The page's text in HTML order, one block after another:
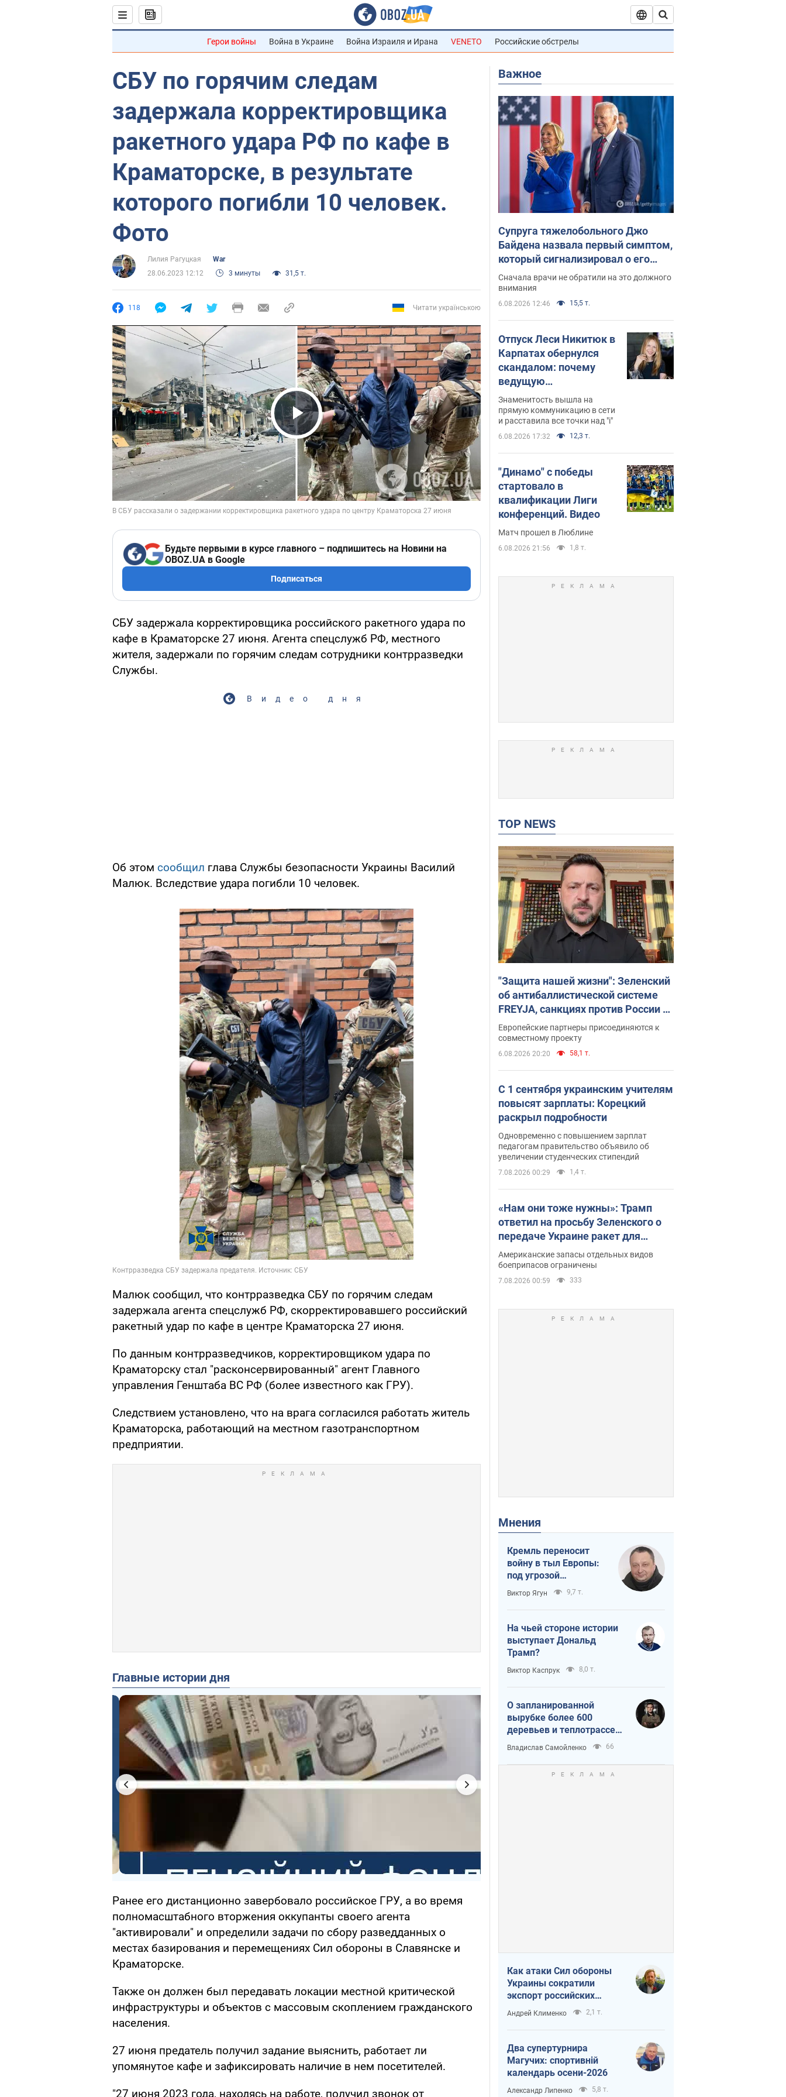
Герои войны Война в Украине Война Израиля и Ирана VENETO Российские обстрелы
СБУ по горячим следам
задержала корректировщика
ракетного удара РФ по кафе в
Краматорске, в результате
которого погибли 10 человек.
Фото
Лилия Рагуцкая
War
28.06.2023 12:12
3 минуты 31,5 т.
118 Читати українською
Play Video
Будьте первыми в курсе главного – подпишитесь на Новини на
OBOZ.UA в Google
Подписаться
СБУ задержала корректировщика российского ракетного удара по
кафе в Краматорске 27 июня. Агента спецслужб РФ, местного
жителя, задержали по горячим следам сотрудники контрразведки
Службы.
Видео дня
Об этом сообщил глава Службы безопасности Украины Василий
Малюк. Вследствие удара погибли 10 человек.
Малюк сообщил, что контрразведка СБУ по горячим следам
задержала агента спецслужб РФ, скорректировавшего российский
ракетный удар по кафе в центре Краматорска 27 июня.
По данным контрразведчиков, корректировщиком удара по
Краматорску стал "расконсервированный" агент Главного
управления Генштаба ВС РФ (более известного как ГРУ).
Следствием установлено, что на врага согласился работать житель
Краматорска, работающий на местном газотранспортном
предприятии.
Главные истории дня
Ранее его дистанционно завербовало российское ГРУ, а во время
полномасштабного вторжения оккупанты своего агента
"активировали" и определили задачи по сбору разведданных о
местах базирования и перемещениях Сил обороны в Славянске и
Краматорске.
Также он должен был передавать локации местной критической
инфраструктуры и объектов с массовым скоплением гражданского
населения.
27 июня предатель получил задание выяснить, работает ли
упомянутое кафе и зафиксировать наличие в нем посетителей.
"27 июня 2023 года, находясь на работе, получил звонок от
Важное
Супруга тяжелобольного Джо
Байдена назвала первый симптом,
который сигнализировал о его
"агрессивном" раке
Сначала врачи не обратили на это должного
внимания
6.08.2026 12:46 15,5 т.
Отпуск Леси Никитюк в
Карпатах обернулся
скандалом: почему
ведущую
несправедливо
захейтили
Знаменитость вышла на
прямую коммуникацию в сети
и расставила все точки над "i"
6.08.2026 17:32 12,3 т.
"Динамо" с победы
стартовало в
квалификации Лиги
конференций. Видео
Матч прошел в Люблине
6.08.2026 21:56 1,8 т.
TOP NEWS
"Защита нашей жизни": Зеленский
об антибаллистической системе
FREYJA, санкциях против России и
поддержке аграриев. Видео
Европейские партнеры присоединяются к
совместному проекту
6.08.2026 20:20 58,1 т.
С 1 сентября украинским учителям
повысят зарплаты: Корецкий
раскрыл подробности
Одновременно с повышением зарплат
педагогам правительство объявило об
увеличении студенческих стипендий
7.08.2026 00:29 1,4 т.
«Нам они тоже нужны»: Трамп
ответил на просьбу Зеленского о
передаче Украине ракет для
Patriot
Американские запасы отдельных видов
боеприпасов ограничены
7.08.2026 00:59 333
Мнения
Кремль переносит
войну в тыл Европы:
под угрозой
критическая
логистика
Виктор Ягун 9,7 т.
На чьей стороне истории
выступает Дональд
Трамп?
Виктор Каспрук 8,0 т.
О запланированной
вырубке более 600
деревьев и теплотрассе:
что происходит на
Теремках в Киеве
Владислав Самойленко 66
Как атаки Сил обороны
Украины сократили
экспорт российских
нефтепродуктов
Андрей Клименко 2,1 т.
Два супертурнира
Магучих: спортивній
календарь осени-2026
Александр Липенко 5,8 т.